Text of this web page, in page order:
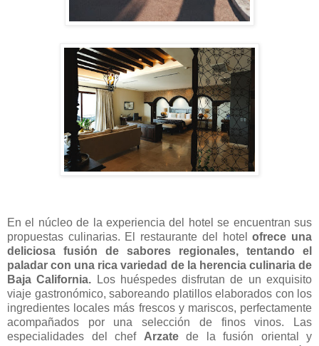
En el núcleo de la experiencia del hotel se encuentran sus
propuestas culinarias. El restaurante del hotelofrece una
deliciosa fusión de sabores regionales, tentando el
paladar con una rica variedad de la herencia culinaria de
Baja California.
Los huéspedes disfrutan de un exquisito
viaje gastronómico, saboreando platillos elaborados con los
ingredientes locales más frescos y mariscos, perfectamente
acompañados por una selección de finos vinos. Las
especialidades del chef Arzatede la fusión oriental y